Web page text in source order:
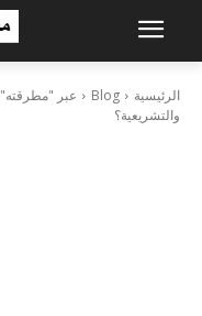
الرئيسية Blog
عبر
والتشريعية؟